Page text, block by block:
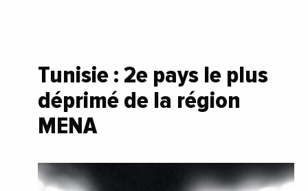
Tunisie : 2e pays le plus
déprimé de la région
MENA